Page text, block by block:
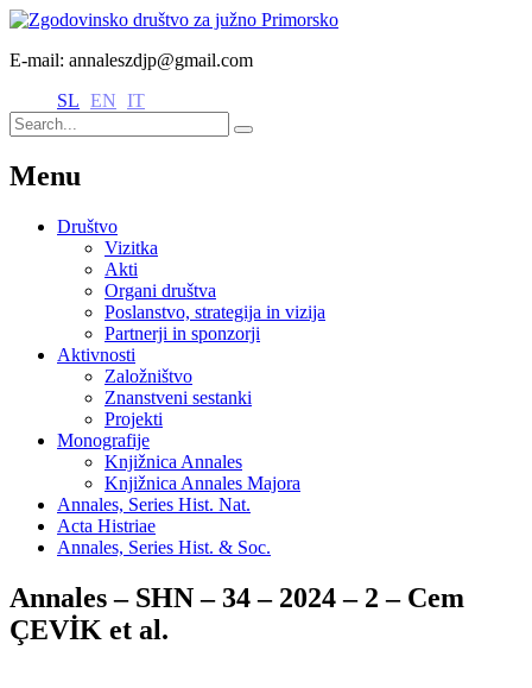
E-mail: annaleszdjp@gmail.com
SL EN IT
Menu
Društvo
Vizitka
Akti
Organi društva
Poslanstvo, strategija in vizija
Partnerji in sponzorji
Aktivnosti
Založništvo
Znanstveni sestanki
Projekti
Monografije
Knjižnica Annales
Knjižnica Annales Majora
Annales, Series Hist. Nat.
Acta Histriae
Annales, Series Hist. & Soc.
Annales – SHN – 34 – 2024 – 2 – Cem
ÇEVİK et al.